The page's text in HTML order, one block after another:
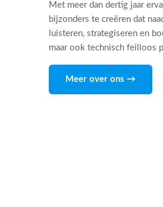
Met meer dan dertig jaar
bijzonders te creëren dat
luisteren, strategiseren en
maar ook technisch feilloos
Meer over ons →